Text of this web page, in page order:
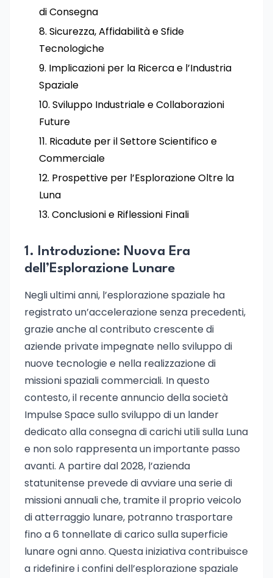
di Consegna
Sicurezza, Affidabilità e Sfide
Tecnologiche
Implicazioni per la Ricerca e l’Industria
Spaziale
Sviluppo Industriale e Collaborazioni
Future
Ricadute per il Settore Scientifico e
Commerciale
Prospettive per l’Esplorazione Oltre la
Luna
Conclusioni e Riflessioni Finali
1. Introduzione: Nuova Era
dell’Esplorazione Lunare
Negli ultimi anni, l’esplorazione spaziale ha
registrato un’accelerazione senza precedenti,
grazie anche al contributo crescente di
aziende private impegnate nello sviluppo di
nuove tecnologie e nella realizzazione di
missioni spaziali commerciali. In questo
contesto, il recente annuncio della società
Impulse Space sullo sviluppo di un lander
dedicato alla consegna di carichi utili sulla Luna
e non solo rappresenta un importante passo
avanti. A partire dal 2028, l’azienda
statunitense prevede di avviare una serie di
missioni annuali che, tramite il proprio veicolo
di atterraggio lunare, potranno trasportare
fino a 6 tonnellate di carico sulla superficie
lunare ogni anno. Questa iniziativa contribuisce
a ridefinire i confini dell’esplorazione spaziale